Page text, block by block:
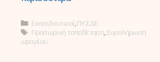
Κατηγορίες
Εκπαιδευτικοί ΠΥΣΔΕ
Ετικέτες
Προσωρινή τοποθέτηση Συμπλήρωση
ωραρίου